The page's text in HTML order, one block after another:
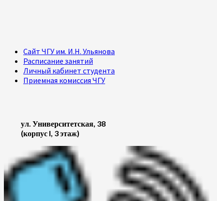
Сайт ЧГУ им. И.Н. Ульянова
Расписание занятий
Личный кабинет студента
Приемная комиссия ЧГУ
ул. Университетская, 38
(корпус I, 3 этаж)